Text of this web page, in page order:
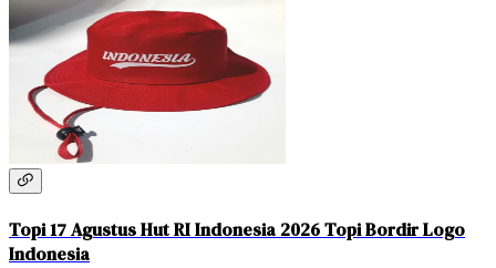
Topi 17 Agustus Hut RI Indonesia 2026 Topi Bordir Logo
Indonesia